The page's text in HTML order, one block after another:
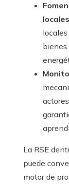
bienes
La RSE
puede
motor de